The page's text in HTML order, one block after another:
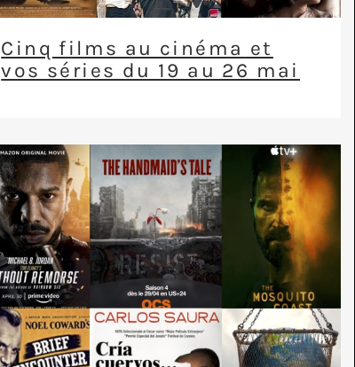
Cinq films au cinéma et
vos séries du 19 au 26 mai